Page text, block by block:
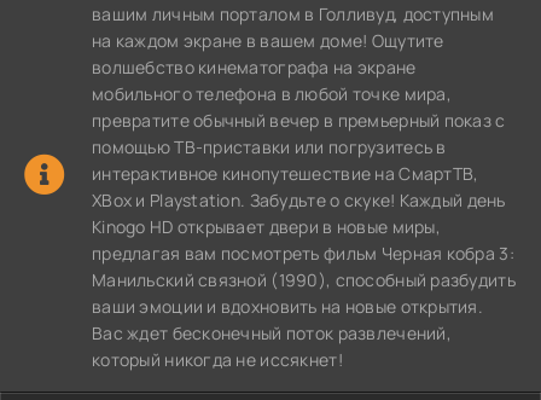
вашим личным порталом в Голливуд, доступным
на каждом экране в вашем доме! Ощутите
волшебство кинематографа на экране
мобильного телефона в любой точке мира,
превратите обычный вечер в премьерный показ с
помощью ТВ-приставки или погрузитесь в
интерактивное кинопутешествие на СмартТВ,
XBox и Playstation. Забудьте о скуке! Каждый день
Kinogo HD открывает двери в новые миры,
предлагая вам посмотреть фильм Черная кобра 3:
Манильский связной (1990), способный разбудить
ваши эмоции и вдохновить на новые открытия.
Вас ждет бесконечный поток развлечений,
который никогда не иссякнет!